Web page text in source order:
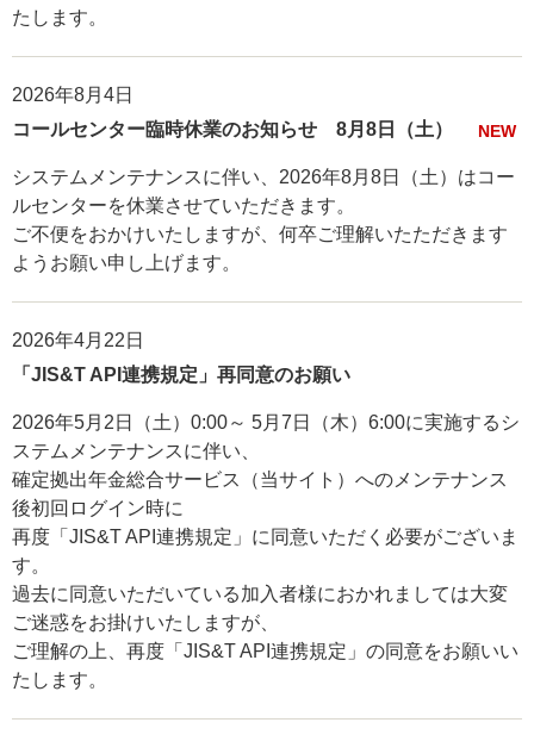
たします。
2026年8月4日
コールセンター臨時休業のお知らせ 8月8日（土）
NEW
システムメンテナンスに伴い、2026年8月8日（土）はコー
ルセンターを休業させていただきます。
ご不便をおかけいたしますが、何卒ご理解いたただきます
ようお願い申し上げます。
2026年4月22日
「JIS&T API連携規定」再同意のお願い
2026年5月2日（土）0:00～ 5月7日（木）6:00に実施するシ
ステムメンテナンスに伴い、
確定拠出年金総合サービス（当サイト）へのメンテナンス
後初回ログイン時に
再度「JIS&T API連携規定」に同意いただく必要がございま
す。
過去に同意いただいている加入者様におかれましては大変
ご迷惑をお掛けいたしますが、
ご理解の上、再度「JIS&T API連携規定」の同意をお願いい
たします。